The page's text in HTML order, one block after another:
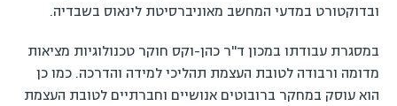
ובדוקטורט במדעי המחשב מאוניברסיטת לינאוס בשבדיה.
במסגרת עבודתו במכון ד"ר כהן-וקס חוקר טכנולוגיות מציאות
מדומה ורבודה לטובת העצמת תהליכי למידה והדרכה. כמו כן
הוא עוסק במחקר ברובוטים אנושיים וחברתיים לטובת העצמת